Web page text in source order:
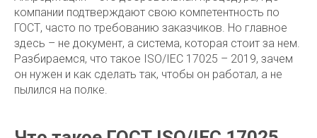
компании подтверждают свою компетентность по
ГОСТ, часто по требованию заказчиков. Но главное
здесь – не документ, а система, которая стоит за нем.
Разбираемся, что такое ISO/IEC 17025 – 2019, зачем
он нужен и как сделать так, чтобы он работал, а не
пылился на полке.